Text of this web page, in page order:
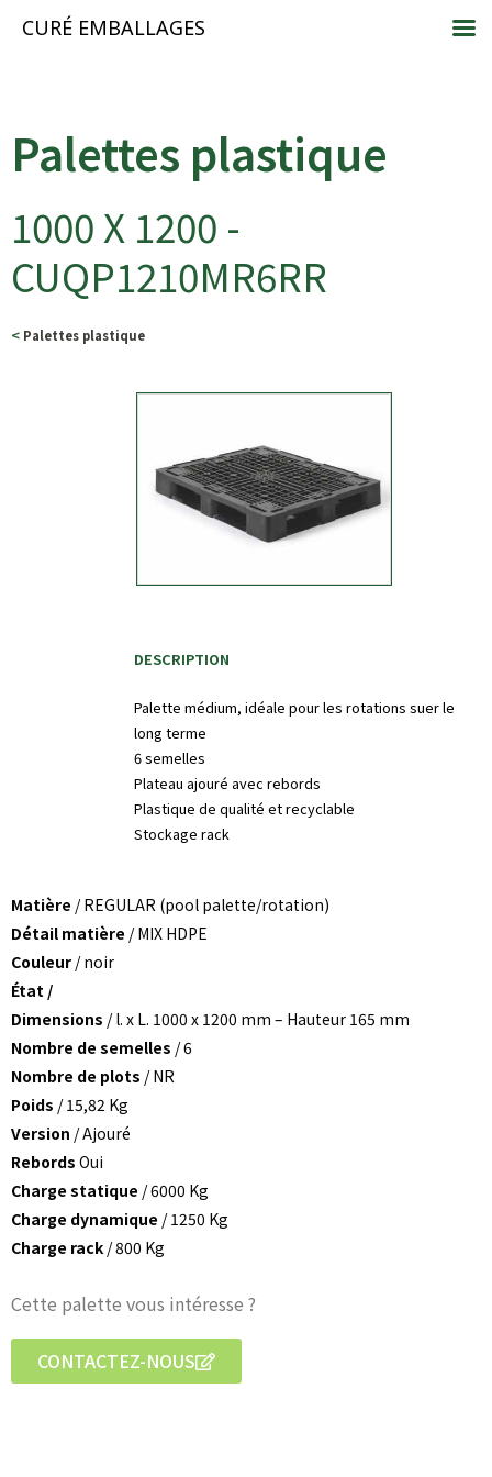
Palettes plastique
1000 X 1200 -
CUQP1210MR6RR
< Palettes plastique
DESCRIPTION
Palette médium, idéale pour les rotations suer le
long terme
6 semelles
Plateau ajouré avec rebords
Plastique de qualité et recyclable
Stockage rack
Matière / REGULAR (pool palette/rotation)
Détail matière / MIX HDPE
Couleur / noir
État /
Dimensions / l. x L. 1000 x 1200 mm – Hauteur 165 mm
Nombre de semelles / 6
Nombre de plots / NR
Poids / 15,82 Kg
Version / Ajouré
Rebords Oui
Charge statique / 6000 Kg
Charge dynamique / 1250 Kg
Charge rack/ 800 Kg
Cette palette vous intéresse ?
CONTACTEZ-NOUS
CURÉ EMBALLAGES